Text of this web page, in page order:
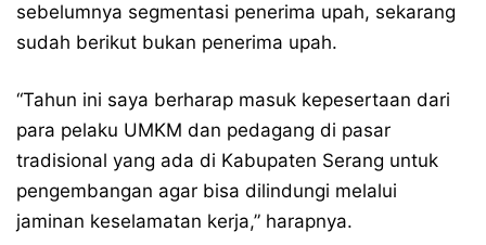
sebelumnya segmentasi penerima upah, sekarang
sudah berikut bukan penerima upah.
“Tahun ini saya berharap masuk kepesertaan dari
para pelaku UMKM dan pedagang di pasar
tradisional yang ada di Kabupaten Serang untuk
pengembangan agar bisa dilindungi melalui
jaminan keselamatan kerja,” harapnya.